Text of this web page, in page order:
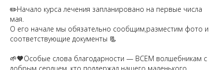
✏️Начало курса лечения запланировано на первые числа
мая.
О его начале мы обязательно сообщим,разместим фото и
соответствующие документы 📃
🌱🧡Особые слова благодарности — ВСЕМ волшебникам с